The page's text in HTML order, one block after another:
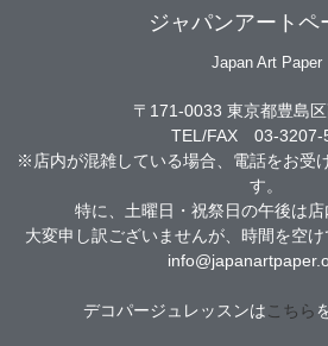
ジャパンアートペ
Japan Art Paper
〒171-0033 東京都豊島
TEL/FAX 03-3207-
※店内が混雑している場合、電話をお受
す。
特に、土曜日・祝祭日の午後は店
大変申し訳ございませんが、時間を空け
デコパージュレッスンは こちら